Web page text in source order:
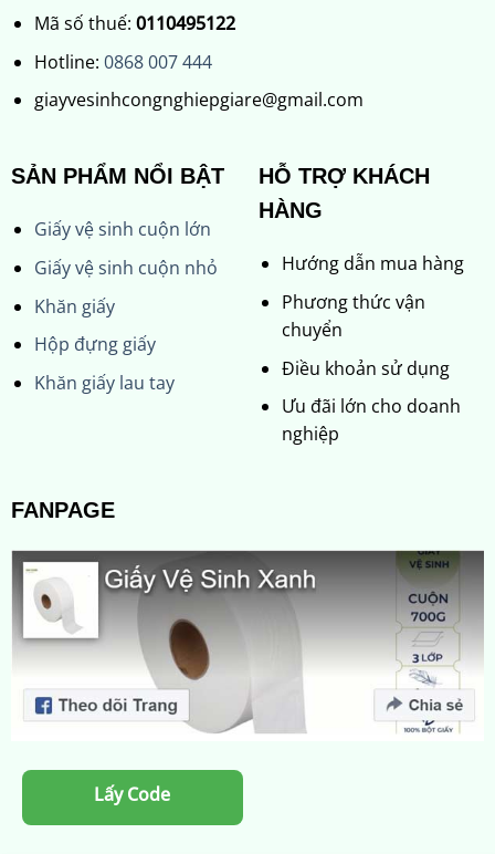
Mã số thuế: 0110495122
Hotline: 0868 007 444
giayvesinhcongnghiepgiare@gmail.com
SẢN PHẨM NỔI BẬT
Giấy vệ sinh cuộn lớn
Giấy vệ sinh cuộn nhỏ
Khăn giấy
Hộp đựng giấy
Khăn giấy lau tay
HỖ TRỢ KHÁCH
HÀNG
Hướng dẫn mua hàng
Phương thức vận
chuyển
Điều khoản sử dụng
Ưu đãi lớn cho doanh
nghiệp
FANPAGE
Lấy Code